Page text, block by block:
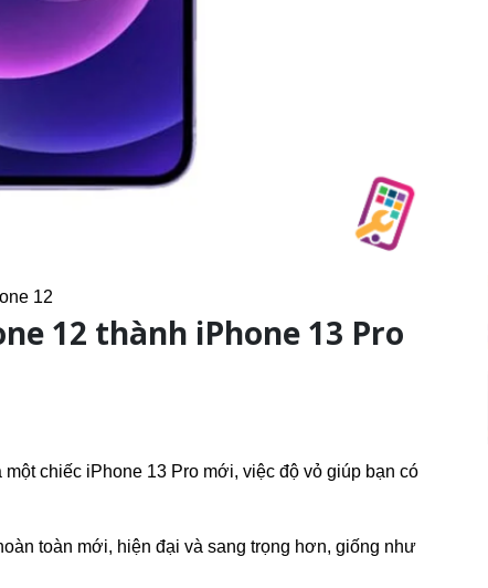
12
12 thành iPhone 13 Pro
chiếc iPhone 13 Pro mới, việc độ vỏ giúp bạn có
toàn mới, hiện đại và sang trọng hơn, giống như